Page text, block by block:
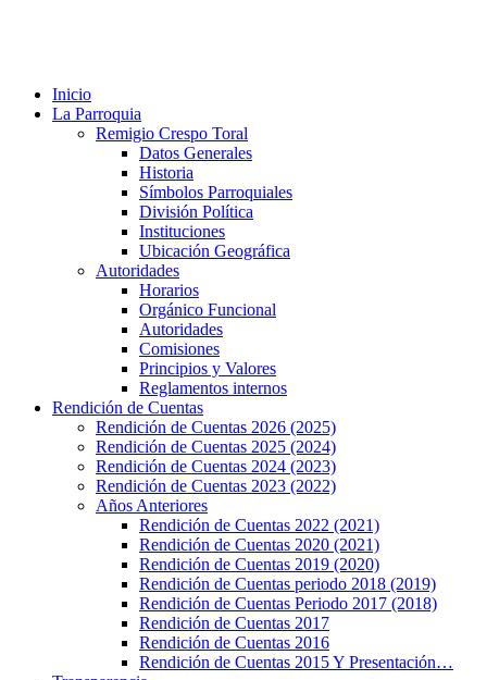
Inicio
La Parroquia
Remigio Crespo Toral
Datos Generales
Historia
Símbolos Parroquiales
División Política
Instituciones
Ubicación Geográfica
Autoridades
Horarios
Orgánico Funcional
Autoridades
Comisiones
Principios y Valores
Reglamentos internos
Rendición de Cuentas
Rendición de Cuentas 2026 (2025)
Rendición de Cuentas 2025 (2024)
Rendición de Cuentas 2024 (2023)
Rendición de Cuentas 2023 (2022)
Años Anteriores
Rendición de Cuentas 2022 (2021)
Rendición de Cuentas 2020 (2021)
Rendición de Cuentas 2019 (2020)
Rendición de Cuentas periodo 2018 (2019)
Rendición de Cuentas Periodo 2017 (2018)
Rendición de Cuentas 2017
Rendición de Cuentas 2016
Rendición de Cuentas 2015 Y Presentación…